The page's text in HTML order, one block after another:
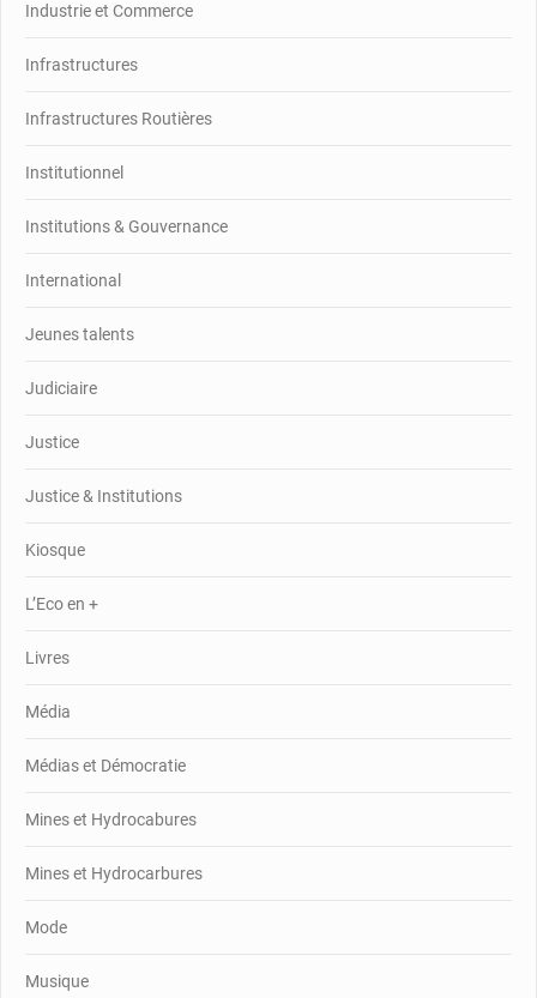
Industrie et Commerce
Infrastructures
Infrastructures Routières
Institutionnel
Institutions & Gouvernance
International
Jeunes talents
Judiciaire
Justice
Justice & Institutions
Kiosque
L’Eco en +
Livres
Média
Médias et Démocratie
Mines et Hydrocabures
Mines et Hydrocarbures
Mode
Musique